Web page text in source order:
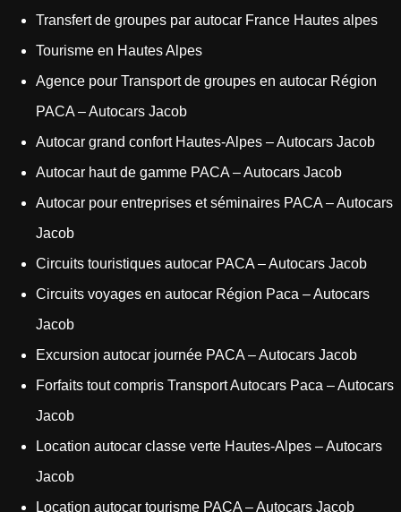
Transfert de groupes par autocar France Hautes alpes
Tourisme en Hautes Alpes
Agence pour Transport de groupes en autocar Région
PACA – Autocars Jacob
Autocar grand confort Hautes-Alpes – Autocars Jacob
Autocar haut de gamme PACA – Autocars Jacob
Autocar pour entreprises et séminaires PACA – Autocars
Jacob
Circuits touristiques autocar PACA – Autocars Jacob
Circuits voyages en autocar Région Paca – Autocars
Jacob
Excursion autocar journée PACA – Autocars Jacob
Forfaits tout compris Transport Autocars Paca – Autocars
Jacob
Location autocar classe verte Hautes-Alpes – Autocars
Jacob
Location autocar tourisme PACA – Autocars Jacob